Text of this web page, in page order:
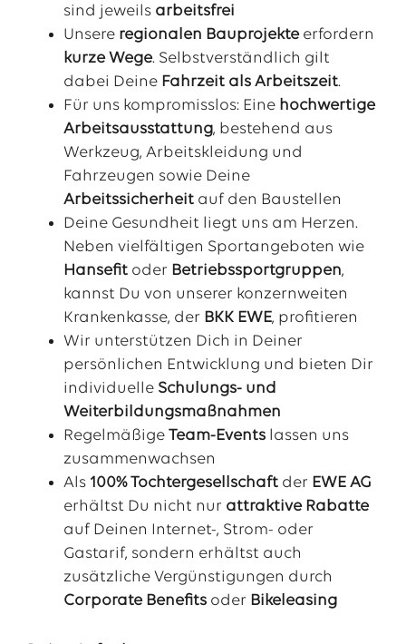
sind jeweils arbeitsfrei
Unsere regionalen Bauprojekte erfordern
kurze Wege. Selbstverständlich gilt
dabei DeineFahrzeit als Arbeitszeit.
Für uns kompromisslos: Eine hochwertige
Arbeitsausstattung, bestehend aus
Werkzeug, Arbeitskleidung und
Fahrzeugen sowie Deine
Arbeitssicherheit auf den Baustellen
Deine Gesundheit liegt uns am Herzen.
Neben vielfältigen Sportangeboten wie
Hansefit oder Betriebssportgruppen,
kannst Du von unserer konzernweiten
Krankenkasse, der BKK EWE, profitieren
Wir unterstützen Dich in Deiner
persönlichen Entwicklung und bieten Dir
individuelle Schulungs- und
Weiterbildungsmaßnahmen
Regelmäßige Team-Events lassen uns
zusammenwachsen
Als 100% Tochtergesellschaft der EWE AG
erhältst Du nicht nur attraktive Rabatte
auf Deinen Internet-, Strom- oder
Gastarif, sondern erhältst auch
zusätzliche Vergünstigungen durch
Corporate Benefitsoder Bikeleasing